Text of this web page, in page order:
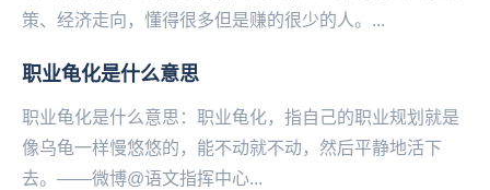
策、经济走向，懂得很多但是赚的很少的人。...
职业龟化是什么意思
职业龟化是什么意思：职业龟化，指自己的职业规划就是
像乌龟一样慢悠悠的，能不动就不动，然后平静地活下
去。——微博@语文指挥中心...